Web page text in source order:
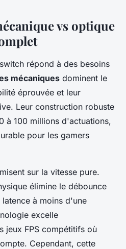
vs optique
répond à des besoins
mécaniques dominent le
éprouvée et leur
Leur construction robuste
à 100 millions d'actuations,
pour les gamers
misent sur la vitesse pure.
élimine le débounce
à moins d'une
excelle
jeux FPS compétitifs où
Cependant, cette